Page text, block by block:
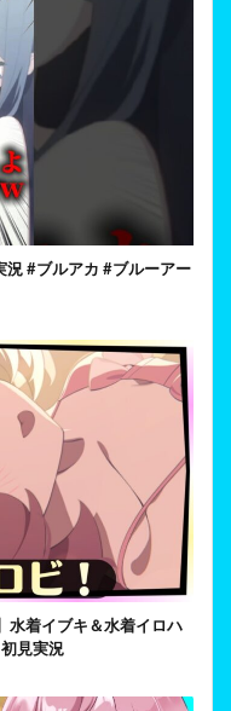
況 #ブルアカ #ブルーアー
水着イブキ＆水着イロハ
見実況